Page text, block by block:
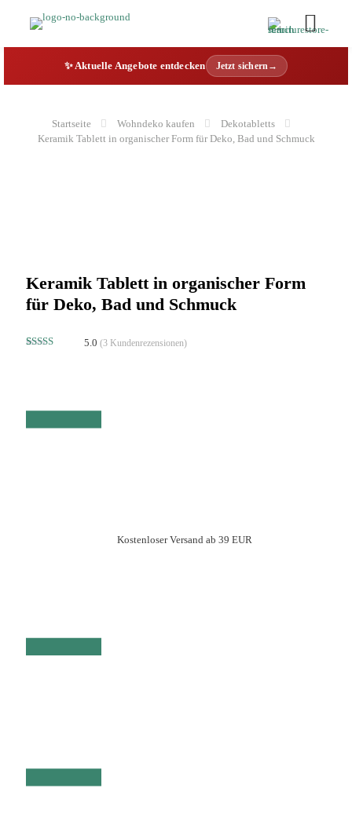
✨ Aktuelle Angebote entdecken Jetzt sichern→
Startseite Wohndeko kaufen
Dekotabletts
Keramik Tablett in organischer Form für Deko, Bad und Schmuck
Keramik Tablett in organischer Form
für Deko, Bad und Schmuck
5.0 (3 Kundenrezensionen)
Kostenloser Versand ab 39 EUR